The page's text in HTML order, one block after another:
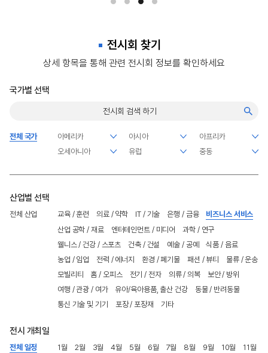
전시회 찾기
상세 항목을 통해 관련 전시회 정보를 확인하세요
국가별 선택
전체 국가
산업별 선택
전체 산업 교육 / 훈련 의료 / 약학 IT / 기술 은행 / 금융
비즈니스 서비스
산업 공학 / 재료
엔터테인먼트 / 미디어
과학 / 연구
웰니스 / 건강 / 스포츠
건축 / 건설 예술 / 공예
식품 / 음료
농업 / 임업
전력 / 에너지 환경 / 폐기물 패션 / 뷰티
물류 / 운송
모빌리티
홈 / 오피스 전기 / 전자 의류 / 의복
보안 / 방위
여행 / 관광 / 여가
유아/육아용품, 출산 건강
동물 / 반려동물
통신 기술 및 기기
포장 / 포장재 기타
전시 개최일
전체 일정 1월 2월 3월 4월 5월 6월 7월 8월 9월 10월
11월